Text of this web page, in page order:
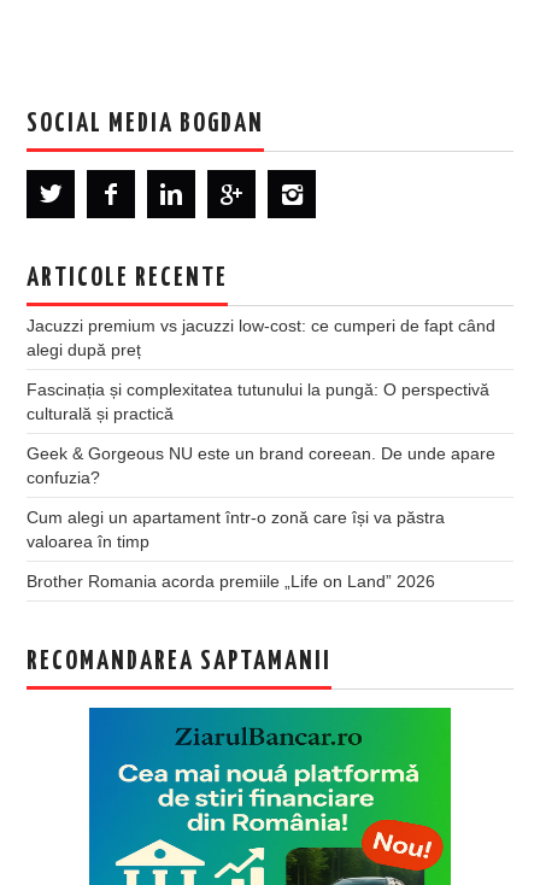
SOCIAL MEDIA BOGDAN
ARTICOLE RECENTE
Jacuzzi premium vs jacuzzi low-cost: ce cumperi de fapt când
alegi după preț
Fascinația și complexitatea tutunului la pungă: O perspectivă
culturală și practică
Geek & Gorgeous NU este un brand coreean. De unde apare
confuzia?
Cum alegi un apartament într-o zonă care își va păstra
valoarea în timp
Brother Romania acorda premiile „Life on Land” 2026
RECOMANDAREA SAPTAMANII